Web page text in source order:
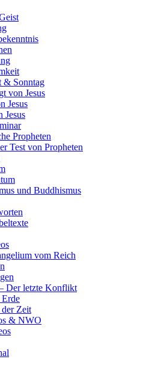
& Sonntag
von Jesus
Jesus
Jesus
Propheten
Test von Propheten
und Buddhismus
vom Reich
Der letzte Konflikt
der Zeit
& NWO